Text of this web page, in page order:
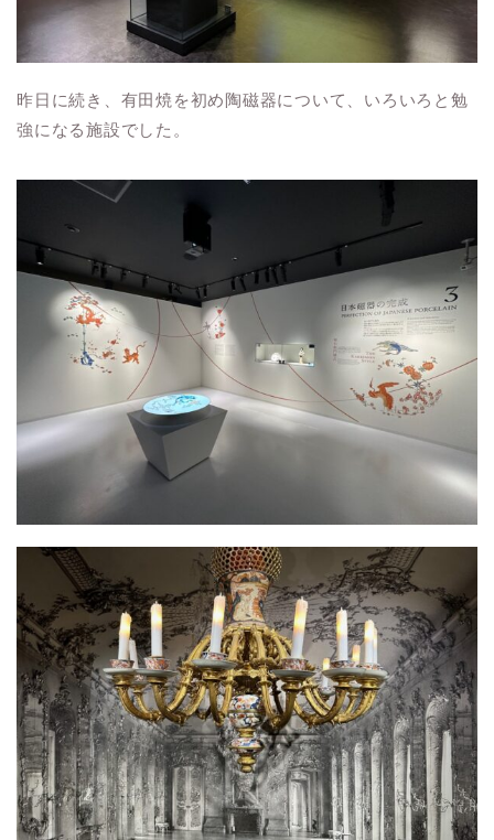
昨日に続き、有田焼を初め陶磁器について、いろいろと勉
強になる施設でした。